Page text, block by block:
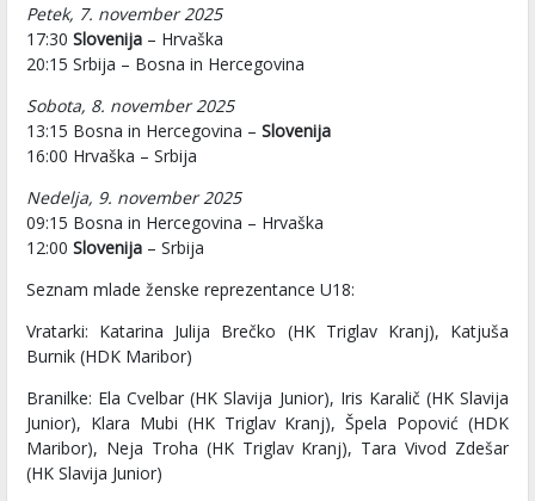
Petek, 7. november 2025
17:30 Slovenija – Hrvaška
20:15 Srbija – Bosna in Hercegovina
Sobota, 8. november 2025
13:15 Bosna in Hercegovina – Slovenija
16:00 Hrvaška – Srbija
Nedelja, 9. november 2025
09:15 Bosna in Hercegovina – Hrvaška
12:00 Slovenija – Srbija
Seznam mlade ženske reprezentance U18:
Vratarki: Katarina Julija Brečko (HK Triglav Kranj), Katjuša
Burnik (HDK Maribor)
Branilke: Ela Cvelbar (HK Slavija Junior), Iris Karalič (HK Slavija
Junior), Klara Mubi (HK Triglav Kranj), Špela Popović (HDK
Maribor), Neja Troha (HK Triglav Kranj), Tara Vivod Zdešar
(HK Slavija Junior)